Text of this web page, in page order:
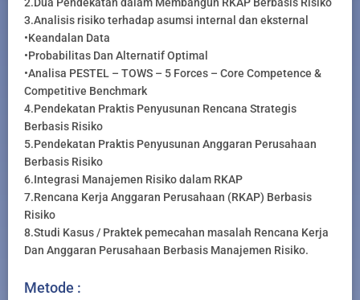
3.Analisis risiko terhadap asumsi internal dan eksternal
•Keandalan Data
•Probabilitas Dan Alternatif Optimal
•Analisa PESTEL – TOWS – 5 Forces – Core Competence &
Competitive Benchmark
4.Pendekatan Praktis Penyusunan Rencana Strategis
Berbasis Risiko
5.Pendekatan Praktis Penyusunan Anggaran Perusahaan
Berbasis Risiko
6.Integrasi Manajemen Risiko dalam RKAP
7.Rencana Kerja Anggaran Perusahaan (RKAP) Berbasis
Risiko
8.Studi Kasus / Praktek pemecahan masalah Rencana Kerja
Dan Anggaran Perusahaan Berbasis Manajemen Risiko.
Metode :